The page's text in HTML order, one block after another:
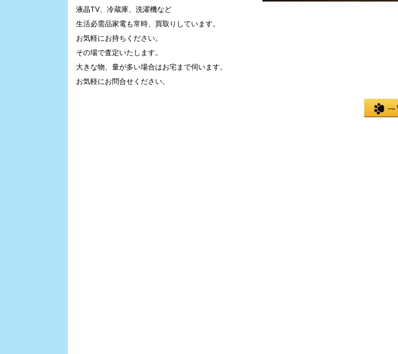
液晶TV、冷蔵庫、洗濯機など
生活必需品家電も常時、買取りしています。
お気軽にお持ちください。
その場で査定いたします。
大きな物、量が多い場合はお宅まで伺います。
お気軽にお問合せください。